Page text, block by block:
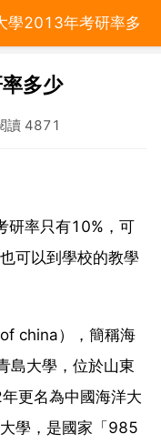
學2013年考研率多
多少
讀 4871
研率只有10%，可
可以到學校的教學
china），簡稱海
島大學，位於山東
更名為中國海洋大
學，是國家「985